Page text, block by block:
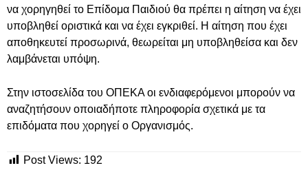
να χορηγηθεί το Επίδομα Παιδιού θα πρέπει η αίτηση να έχει
υποβληθεί οριστικά και να έχει εγκριθεί. Η αίτηση που έχει
αποθηκευτεί προσωρινά, θεωρείται μη υποβληθείσα και δεν
λαμβάνεται υπόψη.
Στην ιστοσελίδα του ΟΠΕΚΑ οι ενδιαφερόμενοι μπορούν να
αναζητήσουν οποιαδήποτε πληροφορία σχετικά με τα
επιδόματα που χορηγεί ο Οργανισμός.
Post Views: 192